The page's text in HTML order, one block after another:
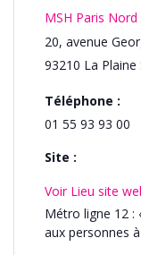
MSH Paris Nord
20, avenue
93210 La Plaine
Téléphone :
01 55 93 93 00
Site :
Voir Lieu site
Métro ligne 12 :
aux personnes